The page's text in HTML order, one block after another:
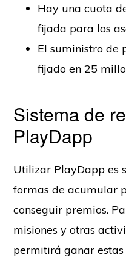
Hay una cuota
fijada para los
El suministro de
fijado en 25
Sistema de
PlayDapp
Utilizar PlayDapp es
formas de acumular
conseguir premios.
misiones y otras
permitirá ganar estas